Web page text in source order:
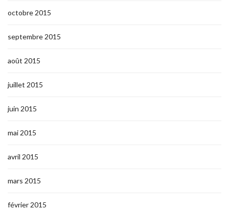
octobre 2015
septembre 2015
août 2015
juillet 2015
juin 2015
mai 2015
avril 2015
mars 2015
février 2015